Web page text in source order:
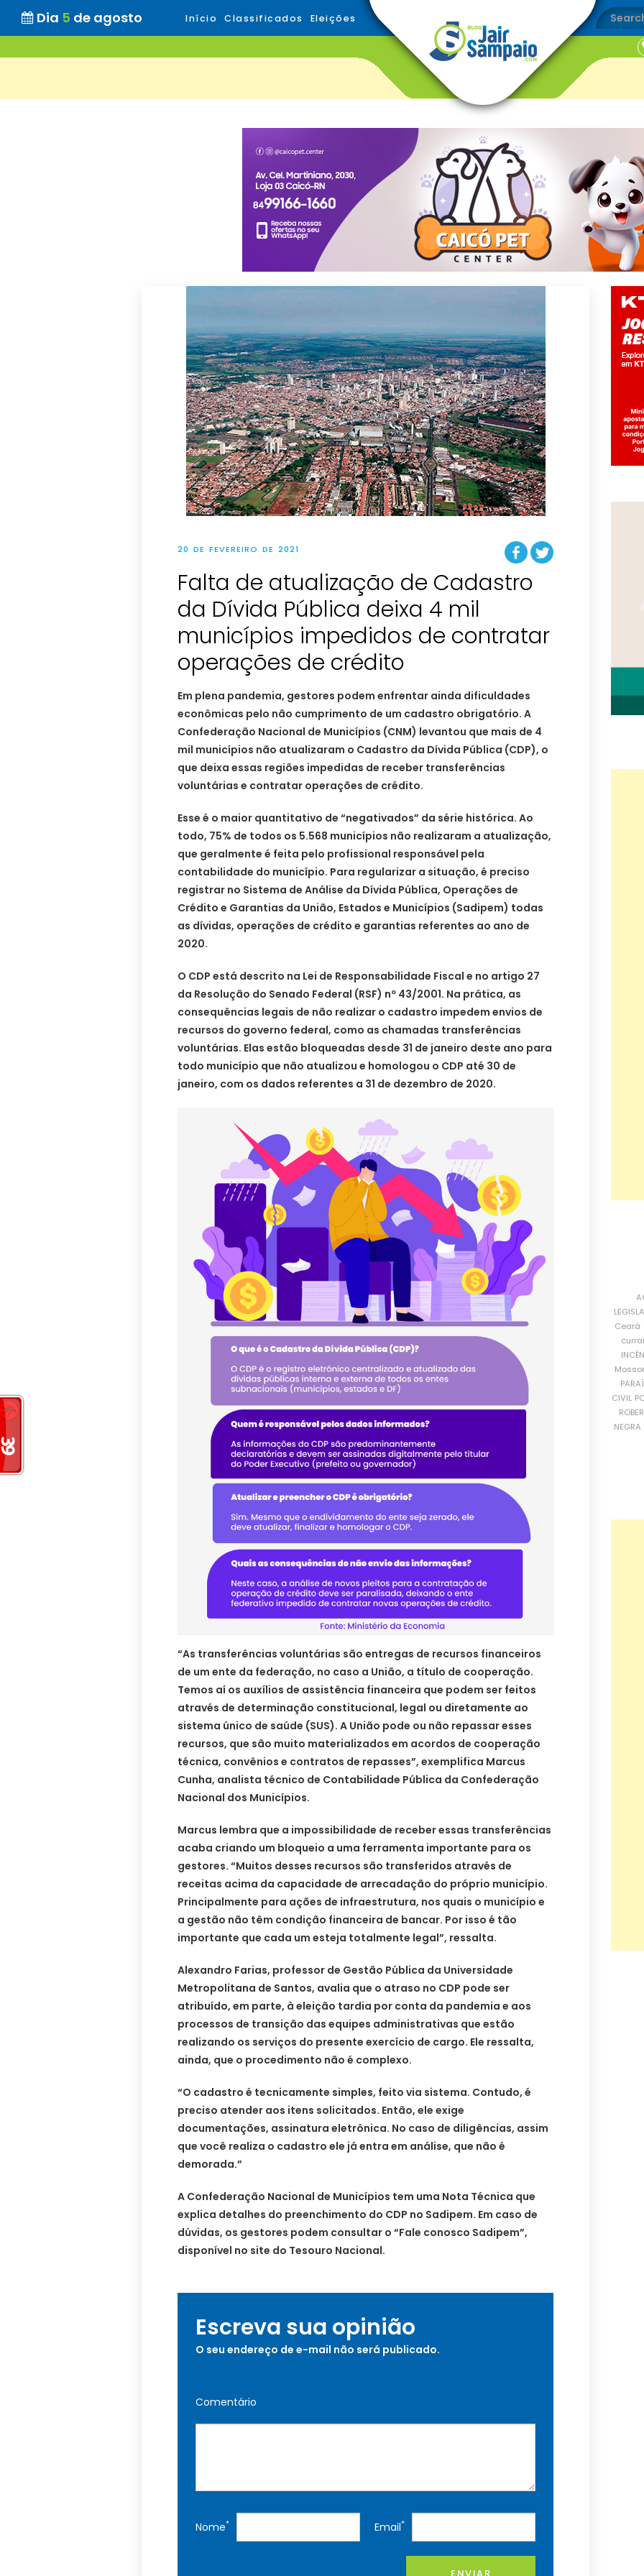
Dia 5 de agosto Início Classificados Eleições
20 DE FEVEREIRO DE 2021
Falta de atualização de Cadastro
da Dívida Pública deixa 4 mil
municípios impedidos de contratar
operações de crédito
Em plena pandemia, gestores podem enfrentar ainda dificuldades
econômicas pelo não cumprimento de um cadastro obrigatório. A
Confederação Nacional de Municípios (CNM) levantou que mais de 4
mil municípios não atualizaram o Cadastro da Dívida Pública (CDP), o
que deixa essas regiões impedidas de receber transferências
voluntárias e contratar operações de crédito.
Esse é o maior quantitativo de “negativados” da série histórica. Ao
todo, 75% de todos os 5.568 municípios não realizaram a atualização,
que geralmente é feita pelo profissional responsável pela
contabilidade do município. Para regularizar a situação, é preciso
registrar no Sistema de Análise da Dívida Pública, Operações de
Crédito e Garantias da União, Estados e Municípios (Sadipem) todas
as dívidas, operações de crédito e garantias referentes ao ano de
2020.
O CDP está descrito na Lei de Responsabilidade Fiscal e no artigo 27
da Resolução do Senado Federal (RSF) nº 43/2001. Na prática, as
consequências legais de não realizar o cadastro impedem envios de
recursos do governo federal, como as chamadas transferências
voluntárias. Elas estão bloqueadas desde 31 de janeiro deste ano para
todo município que não atualizou e homologou o CDP até 30 de
janeiro, com os dados referentes a 31 de dezembro de 2020.
“As transferências voluntárias são entregas de recursos financeiros
de um ente da federação, no caso a União, a título de cooperação.
Temos aí os auxílios de assistência financeira que podem ser feitos
através de determinação constitucional, legal ou diretamente ao
sistema único de saúde (SUS). A União pode ou não repassar esses
recursos, que são muito materializados em acordos de cooperação
técnica, convênios e contratos de repasses”, exemplifica Marcus
Cunha, analista técnico de Contabilidade Pública da Confederação
Nacional dos Municípios.
Marcus lembra que a impossibilidade de receber essas transferências
acaba criando um bloqueio a uma ferramenta importante para os
gestores. “Muitos desses recursos são transferidos através de
receitas acima da capacidade de arrecadação do próprio município.
Principalmente para ações de infraestrutura, nos quais o município e
a gestão não têm condição financeira de bancar. Por isso é tão
importante que cada um esteja totalmente legal”, ressalta.
Alexandro Farias, professor de Gestão Pública da Universidade
Metropolitana de Santos, avalia que o atraso no CDP pode ser
atribuído, em parte, à eleição tardia por conta da pandemia e aos
processos de transição das equipes administrativas que estão
realizando os serviços do presente exercício de cargo. Ele ressalta,
ainda, que o procedimento não é complexo.
“O cadastro é tecnicamente simples, feito via sistema. Contudo, é
preciso atender aos itens solicitados. Então, ele exige
documentações, assinatura eletrônica. No caso de diligências, assim
que você realiza o cadastro ele já entra em análise, que não é
demorada.”
A Confederação Nacional de Municípios tem uma Nota Técnica que
explica detalhes do preenchimento do CDP no Sadipem. Em caso de
dúvidas, os gestores podem consultar o “Fale conosco Sadipem”,
disponível no site do Tesouro Nacional.
Escreva sua opinião
O seu endereço de e-mail não será publicado.
Comentário
Nome* Email*
ENVIAR
Ceará
CIVIL
NEGRA